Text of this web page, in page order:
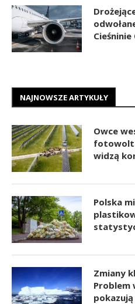
Cieśninie
NAJNOWSZE ARTYKUŁY
Owce
widzą
Polska
Zmiany
Problem